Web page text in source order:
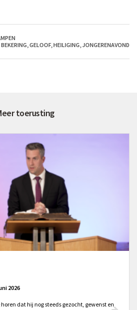
BEKERING GELOOF, HEILIGING JONGERENAVOND
toerusting
2026
dat hij nog steeds gezocht, gewenst en